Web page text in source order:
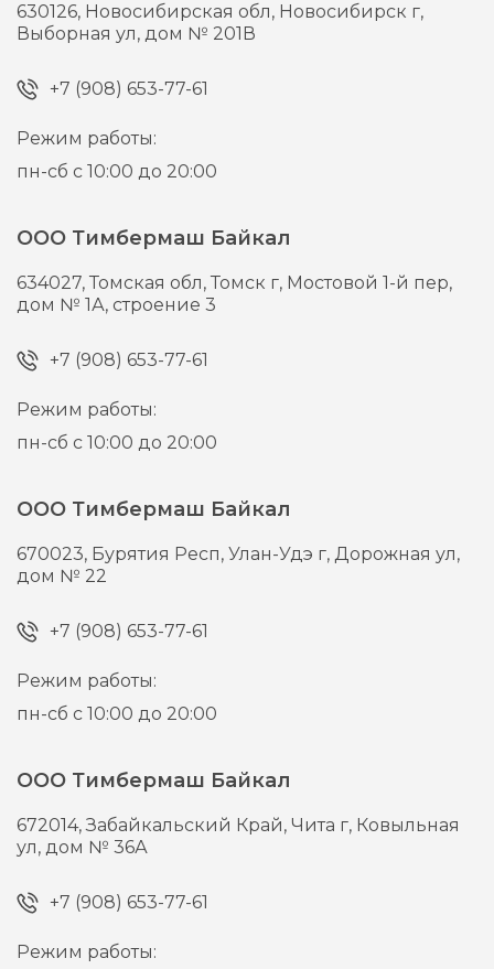
630126, Новосибирская обл, Новосибирск г,
Выборная ул, дом № 201В
+7 (908) 653-77-61
Режим работы:
пн-сб с 10:00 до 20:00
ООО Тимбермаш Байкал
634027,Томская обл, Томск г, Мостовой 1-й пер,
дом № 1А, строение 3
+7 (908) 653-77-61
Режим работы:
пн-сб с 10:00 до 20:00
ООО Тимбермаш Байкал
670023, Бурятия Респ, Улан-Удэ г,Дорожная ул,
дом № 22
+7 (908) 653-77-61
Режим работы:
пн-сб с 10:00 до 20:00
ООО Тимбермаш Байкал
672014,Забайкальский Край, Чита г, Ковыльная
ул, дом № 36А
+7 (908) 653-77-61
Режим работы: